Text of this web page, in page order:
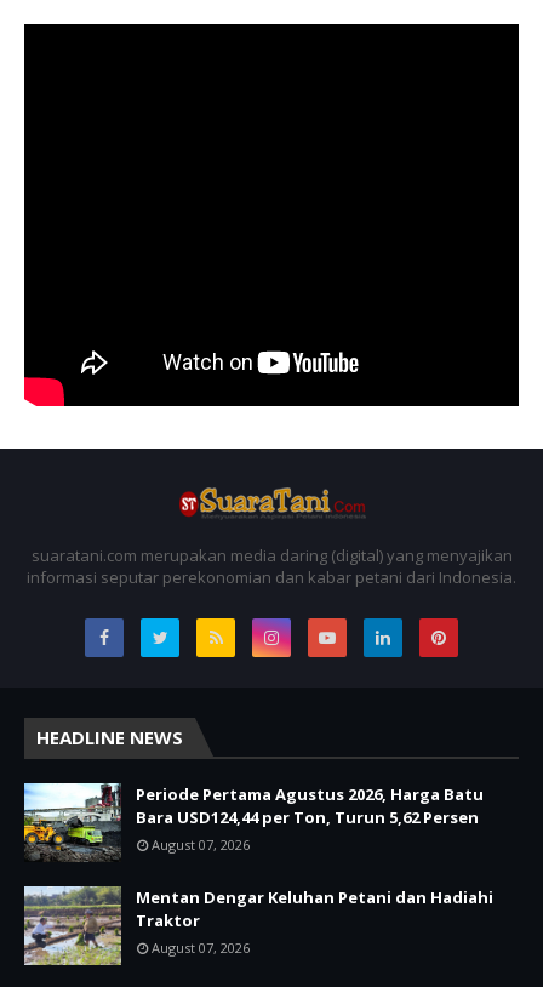
suaratani.com merupakan media daring (digital) yang menyajikan
informasi seputar perekonomian dan kabar petani dari Indonesia.
HEADLINE NEWS
Periode Pertama Agustus 2026, Harga Batu
Bara USD124,44 per Ton, Turun 5,62 Persen
August 07, 2026
Mentan Dengar Keluhan Petani dan Hadiahi
Traktor
August 07, 2026